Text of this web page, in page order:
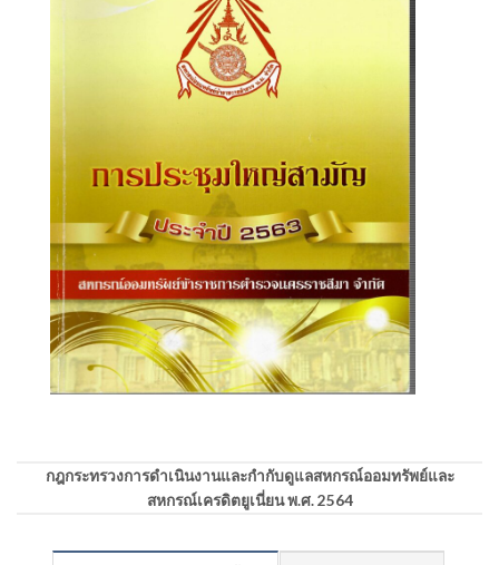
กฎกระทรวงการดำเนินงานและกำกับดูแลสหกรณ์ออมทรัพย์และ
สหกรณ์เครดิตยูเนี่ยน พ.ศ. 2564